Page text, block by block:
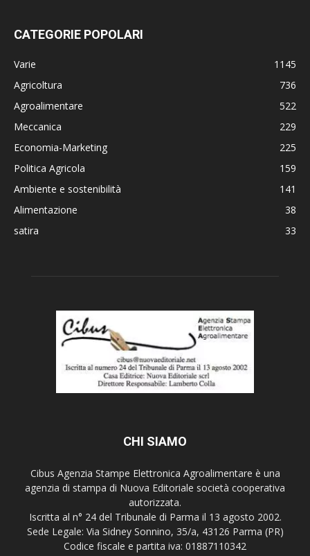
CATEGORIE POPOLARI
Varie
1145
Agricoltura
736
Agroalimentare
522
Meccanica
229
Economia-Marketing
225
Politica Agricola
159
Ambiente e sostenibilità
141
Alimentazione
38
satira
33
CHI SIAMO
Cibus Agenzia Stampe Elettronica Agroalimentare è una
agenzia di stampa di Nuova Editoriale società cooperativa
autorizzata.
Iscritta al n° 24 del Tribunale di Parma il 13 agosto 2002.
Sede Legale: Via Sidney Sonnino, 35/a, 43126 Parma (PR)
Codice fiscale e partita iva: 01887110342